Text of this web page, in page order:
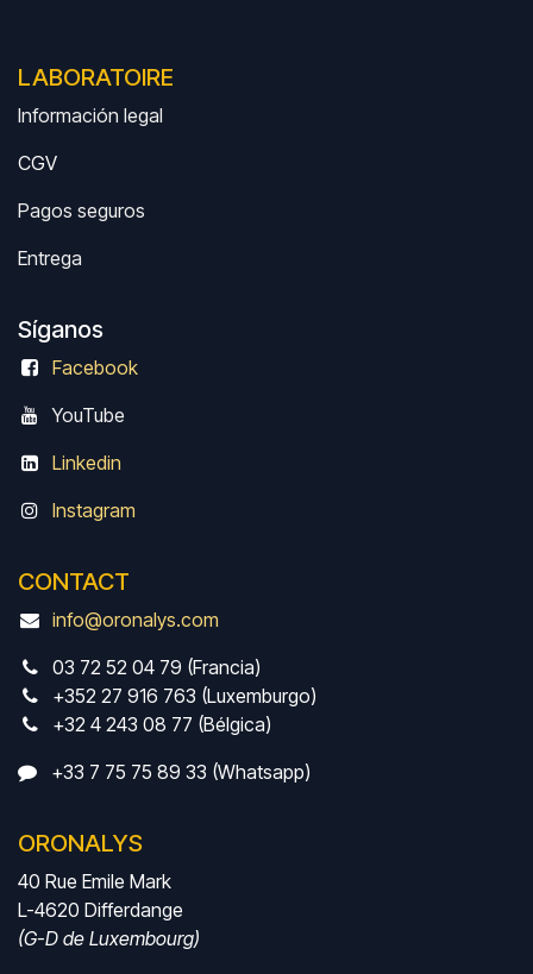
LABORATOIRE
Información legal
CGV
Pagos seguros
Entrega
Síganos
Facebook
YouTube
Linkedin
Instagram
CONTACT
info@oronalys.com
03 72 52 04 79 (Francia)
+352 27 916 763 (Luxemburgo)
+32 4 243 08 77 (Bélgica)
+33 7 75 75 89 33 (Whatsapp)
ORONALYS
40 Rue Emile Mark
L-4620 Differdange
(G-D de Luxembourg)